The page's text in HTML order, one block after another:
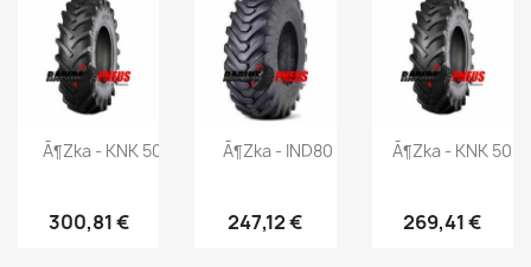
Ã¶zka - KNK 50 - 8.30-32 111A6
300,81 €
Ã¶zka - IND80 - 10-16.5 138A3
247,12 €
Ã¶zka - KNK 50 -
269,41 €